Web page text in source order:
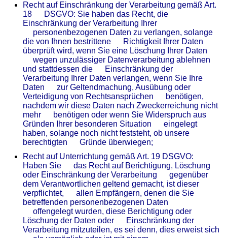
Recht auf Einschränkung der Verarbeitung gemäß Art.
18 DSGVO: Sie haben das Recht, die
Einschränkung der Verarbeitung Ihrer
personenbezogenen Daten zu verlangen, solange
die von Ihnen bestrittene Richtigkeit Ihrer Daten
überprüft wird, wenn Sie eine Löschung Ihrer Daten
wegen unzulässiger Datenverarbeitung ablehnen
und stattdessen die Einschränkung der
Verarbeitung Ihrer Daten verlangen, wenn Sie Ihre
Daten zur Geltendmachung, Ausübung oder
Verteidigung von Rechtsansprüchen benötigen,
nachdem wir diese Daten nach Zweckerreichung nicht
mehr benötigen oder wenn Sie Widerspruch aus
Gründen Ihrer besonderen Situation eingelegt
haben, solange noch nicht feststeht, ob unsere
berechtigten Gründe überwiegen;
Recht auf Unterrichtung gemäß Art. 19 DSGVO:
Haben Sie das Recht auf Berichtigung, Löschung
oder Einschränkung der Verarbeitung gegenüber
dem Verantwortlichen geltend gemacht, ist dieser
verpflichtet, allen Empfängern, denen die Sie
betreffenden personenbezogenen Daten
offengelegt wurden, diese Berichtigung oder
Löschung der Daten oder Einschränkung der
Verarbeitung mitzuteilen, es sei denn, dies erweist sich